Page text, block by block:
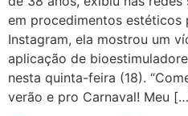
em procedimentos estéticos
Instagram, ela mostrou um
aplicação de
nesta quinta-feira (18).
verão e pro Carnaval! Meu